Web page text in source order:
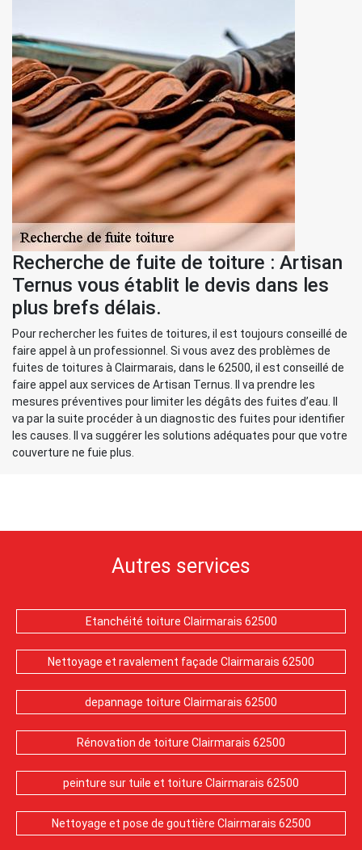
Recherche de fuite de toiture : Artisan
Ternus vous établit le devis dans les
plus brefs délais.
Pour rechercher les fuites de toitures, il est toujours conseillé de
faire appel à un professionnel. Si vous avez des problèmes de
fuites de toitures à Clairmarais, dans le 62500, il est conseillé de
faire appel aux services de Artisan Ternus. Il va prendre les
mesures préventives pour limiter les dégâts des fuites d’eau. Il
va par la suite procéder à un diagnostic des fuites pour identifier
les causes. Il va suggérer les solutions adéquates pour que votre
couverture ne fuie plus.
Autres services
Etanchéité toiture Clairmarais 62500
Nettoyage et ravalement façade Clairmarais 62500
depannage toiture Clairmarais 62500
Rénovation de toiture Clairmarais 62500
peinture sur tuile et toiture Clairmarais 62500
Nettoyage et pose de gouttière Clairmarais 62500